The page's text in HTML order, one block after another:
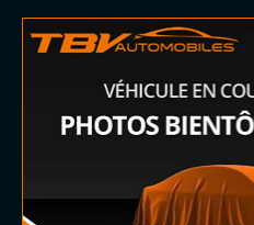
INTÉRIEUR
Sellerie alcantara
Sièges sport